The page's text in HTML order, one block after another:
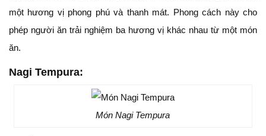
một hương vị phong phú và thanh mát. Phong cách này cho
phép người ăn trải nghiệm ba hương vị khác nhau từ một món
ăn.
Nagi Tempura:
Món Nagi Tempura